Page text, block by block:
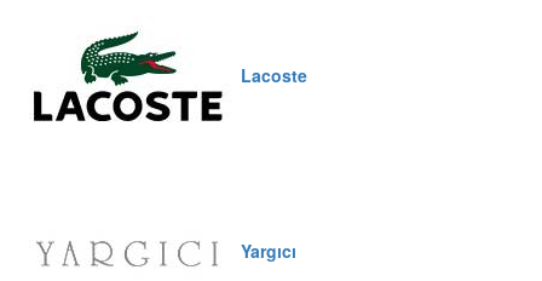
Lacoste
Yargıcı